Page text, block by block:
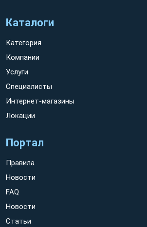
Каталоги
Категория
Компании
Услуги
Специалисты
Интернет-магазины
Локации
Портал
Правила
Новости
FAQ
Новости
Статьи